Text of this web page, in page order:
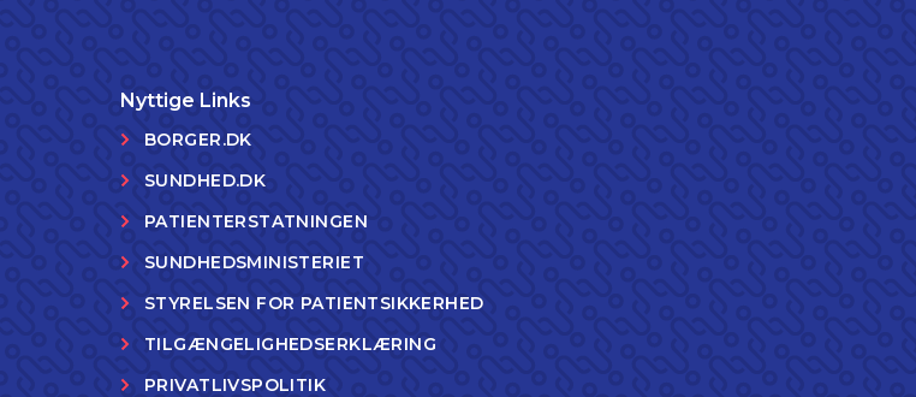
Nyttige Links
BORGER.DK
SUNDHED.DK
PATIENTERSTATNINGEN
SUNDHEDSMINISTERIET
STYRELSEN FOR PATIENTSIKKERHED
TILGÆNGELIGHEDSERKLÆRING
PRIVATLIVSPOLITIK